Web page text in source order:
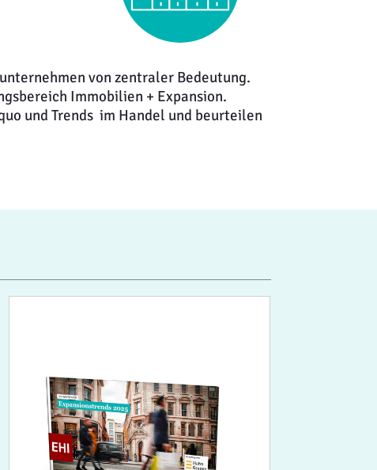
von zentraler Bedeutung.
Immobilien + Expansion.
und Trends im Handel und beurteilen